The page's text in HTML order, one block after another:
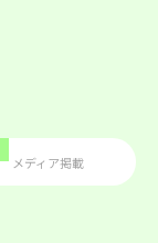
メディア掲載